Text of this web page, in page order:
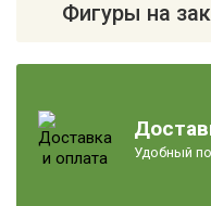
Фигуры на
Удобный